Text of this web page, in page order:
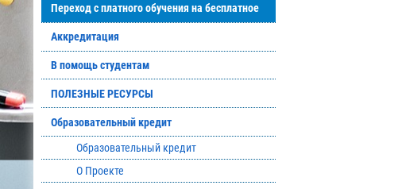
Переход с платного обучения на бесплатное
Аккредитация
В помощь студентам
ПОЛЕЗНЫЕ РЕСУРСЫ
Образовательный кредит
Образовательный кредит
О Проекте